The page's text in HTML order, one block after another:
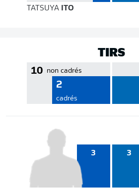
TATSUYA ITO
TIRS
10 non cadrés
2
cadrés
3 3